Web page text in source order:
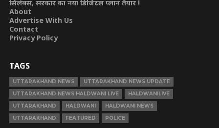
सिलेबस, सरकार का नया डिजिटल प्लान तैयार !
About
Advertise With Us
Contact
Privacy Policy
TAGS
UTTARAKHAND NEWS
UTTARAKHAND NEWS UPDATE
UTTARAKHAND NEWS HALDWANI LIVE
HALDWANILIVE
UTTARAKHAND
HALDWANI
HALDWANI NEWS
UTTARAKHAND
FEATURED POLICE